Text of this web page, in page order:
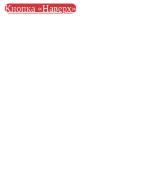
Кнопка «Наверх»